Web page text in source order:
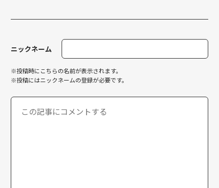
ニックネーム
※投稿時にこちらの名前が表示されます。
※投稿にはニックネームの登録が必要です。